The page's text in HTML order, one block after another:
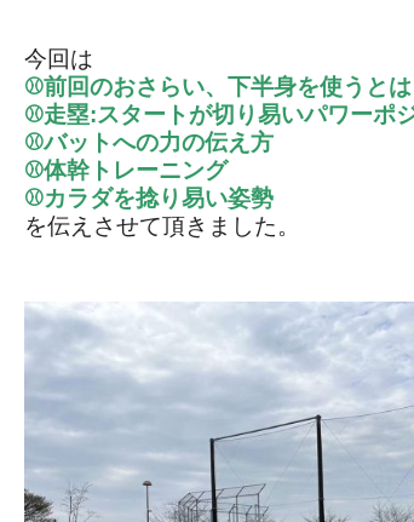
今回は
⚾前回のおさらい、下半身を使うとは
⚾走塁:スタートが切り易いパワーポ
⚾️バットへの力の伝え方
⚾️体幹トレーニング
⚾️カラダを捻り易い姿勢
を伝えさせて頂きました。